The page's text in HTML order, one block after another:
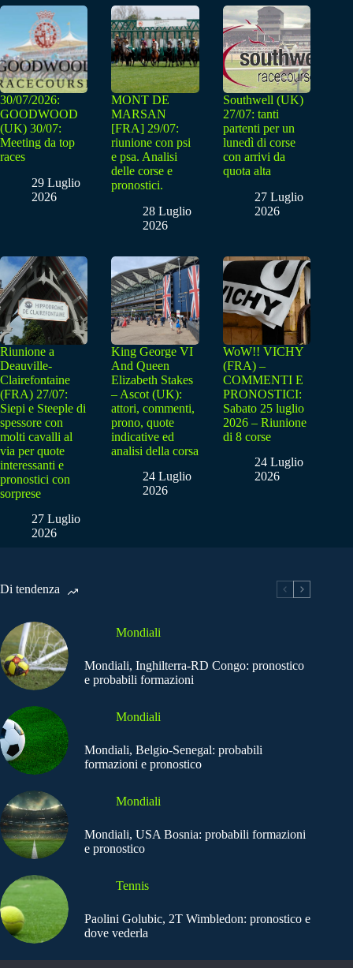
30/07/2026:
GOODWOOD
(UK) 30/07:
Meeting da top
races
29 Luglio
2026
MONT DE
MARSAN
[FRA] 29/07:
riunione con psi
e psa. Analisi
delle corse e
pronostici.
28 Luglio
2026
Southwell (UK)
27/07: tanti
partenti per un
lunedì di corse
con arrivi da
quota alta
27 Luglio
2026
Riunione a
Deauville-
Clairefontaine
(FRA) 27/07:
Siepi e Steeple di
spessore con
molti cavalli al
via per quote
interessanti e
pronostici con
sorprese
27 Luglio
2026
King George VI
And Queen
Elizabeth Stakes
– Ascot (UK):
attori, commenti,
prono, quote
indicative ed
analisi della corsa
24 Luglio
2026
WoW!! VICHY
(FRA) –
COMMENTI E
PRONOSTICI:
Sabato 25 luglio
2026 – Riunione
di 8 corse
24 Luglio
2026
Di tendenza
Mondiali
Mondiali, Inghilterra-RD Congo: pronostico
e probabili formazioni
Mondiali
Mondiali, Belgio-Senegal: probabili
formazioni e pronostico
Mondiali
Mondiali, USA Bosnia: probabili formazioni
e pronostico
Tennis
Paolini Golubic, 2T Wimbledon: pronostico e
dove vederla